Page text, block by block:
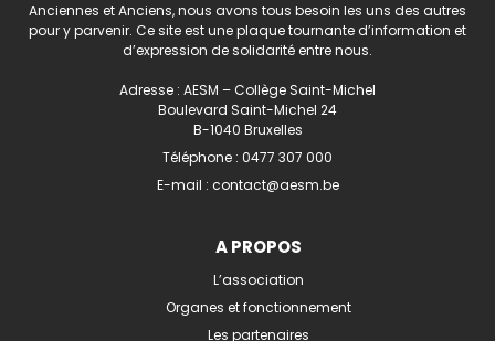
Anciennes et Anciens, nous avons tous besoin les uns des autres
pour y parvenir. Ce site est une plaque tournante d’information et
d’expression de solidarité entre nous.
Adresse : AESM – Collège Saint-Michel
Boulevard Saint-Michel 24
B-1040 Bruxelles
Téléphone : 0477 307 000
E-mail : contact@aesm.be
A PROPOS
L’association
Organes et fonctionnement
Les partenaires